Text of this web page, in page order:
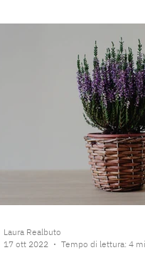
Laura Realbuto
17 ott 2022
Tempo di lettura: 4